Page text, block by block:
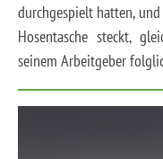
durchgespielt hatten,
Hosentasche steckt,
seinem Arbeitgeber